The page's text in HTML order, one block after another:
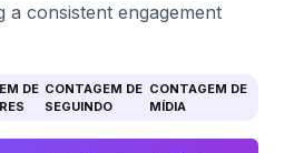
a consistent engagement
DE CONTAGEM DE
SEGUINDO
CONTAGEM DE
MÍDIA